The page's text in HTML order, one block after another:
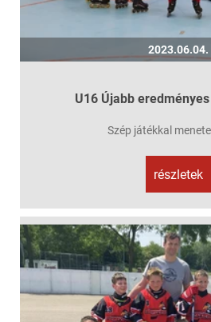
2023.06.04.
U16 Újabb
Szép játékkal
részletek